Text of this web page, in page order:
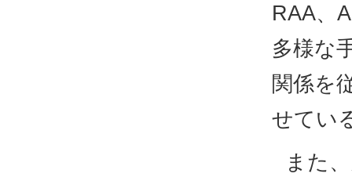
RAA、
多様な
関係を
せてい
また